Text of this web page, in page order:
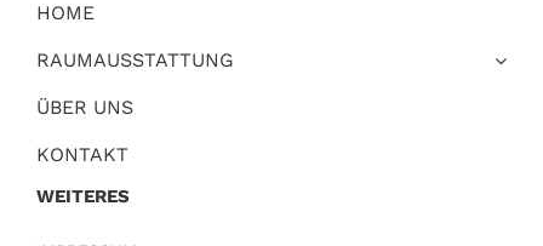
HOME
RAUMAUSSTATTUNG
ÜBER UNS
KONTAKT
WEITERES